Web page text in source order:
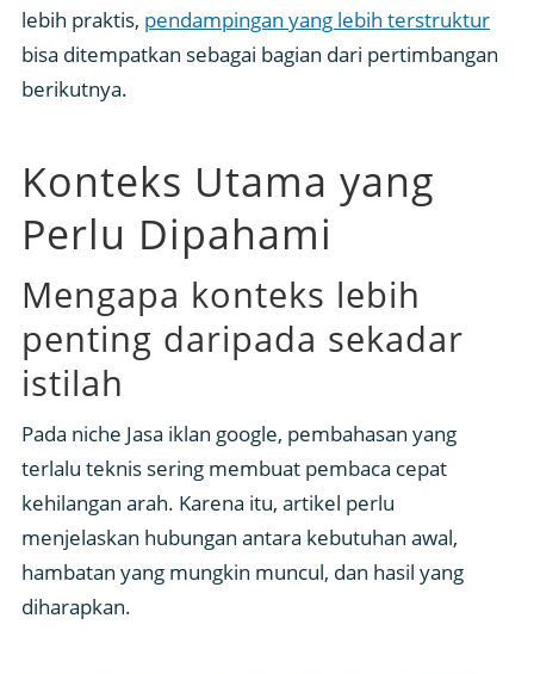
lebih praktis, pendampingan yang lebih terstruktur
bisa ditempatkan sebagai bagian dari pertimbangan
berikutnya.
Konteks Utama yang
Perlu Dipahami
Mengapa konteks lebih
penting daripada sekadar
istilah
Pada niche Jasa iklan google, pembahasan yang
terlalu teknis sering membuat pembaca cepat
kehilangan arah. Karena itu, artikel perlu
menjelaskan hubungan antara kebutuhan awal,
hambatan yang mungkin muncul, dan hasil yang
diharapkan.